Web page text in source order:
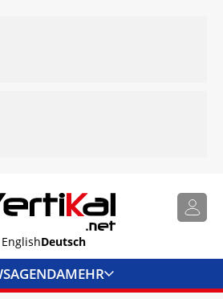
EnglishDeutsch
AGENDAMEHR